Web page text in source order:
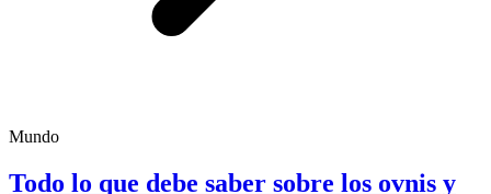
Mundo
Todo lo que debe saber sobre los ovnis y